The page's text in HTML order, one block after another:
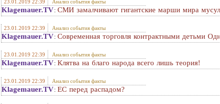
23.01.2019 22:39 Анализ события факты
Klagemauer.TV: СМИ замалчивают гигантские марши мира
23.01.2019 22:39 Анализ события факты
Klagemauer.TV: Современная торговля контрактными детьми
23.01.2019 22:39 Анализ события факты
Klagemauer.TV: Клятва на благо народа всего лишь теория!
23.01.2019 22:39 Анализ события факты
Klagemauer.TV: ЕС перед распадом?